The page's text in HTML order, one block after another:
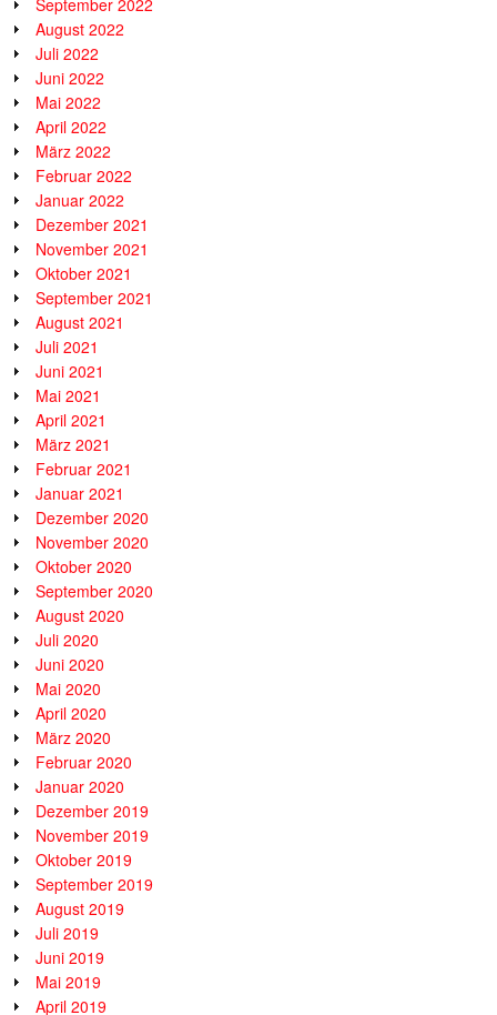
August 2022
Juli 2022
Juni 2022
Mai 2022
April 2022
März 2022
Februar 2022
Januar 2022
Dezember 2021
November 2021
Oktober 2021
September 2021
August 2021
Juli 2021
Juni 2021
Mai 2021
April 2021
März 2021
Februar 2021
Januar 2021
Dezember 2020
November 2020
Oktober 2020
September 2020
August 2020
Juli 2020
Juni 2020
Mai 2020
April 2020
März 2020
Februar 2020
Januar 2020
Dezember 2019
November 2019
Oktober 2019
September 2019
August 2019
Juli 2019
Juni 2019
Mai 2019
April 2019